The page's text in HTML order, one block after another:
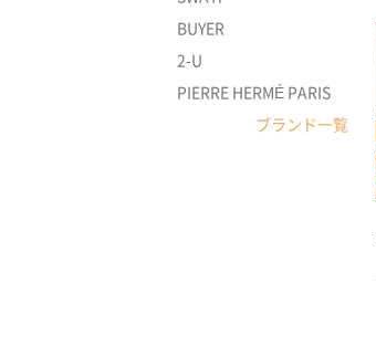
BUYER
2-U
PIERRE HERMÉ PARIS
ブランド一覧